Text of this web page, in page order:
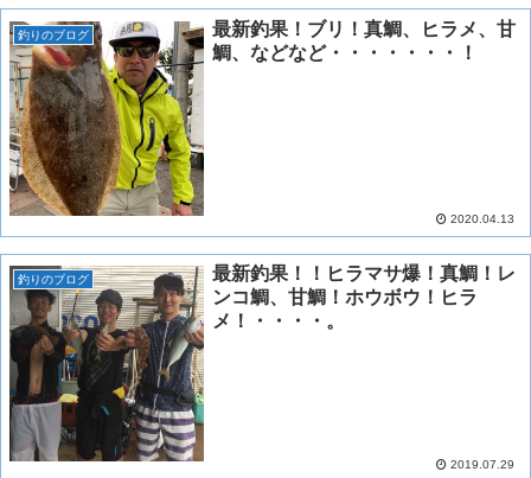
釣りのブログ
最新釣果！ブリ！真鯛、ヒラメ、甘
鯛、などなど・・・・・・・！
2020.04.13
釣りのブログ
最新釣果！！ヒラマサ爆！真鯛！レ
ンコ鯛、甘鯛！ホウボウ！ヒラ
メ！・・・・。
2019.07.29